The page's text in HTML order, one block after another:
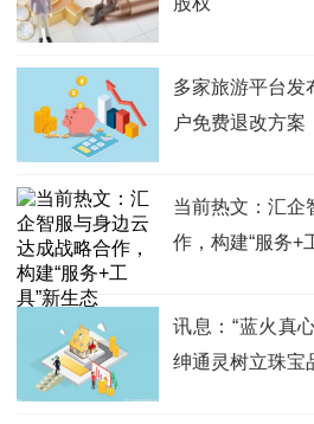
多家旅游平台发
户免费退改方案
当前热文：汇企
作，构建“服务+
讯息：“蓝火真
绅通灵树立珠宝